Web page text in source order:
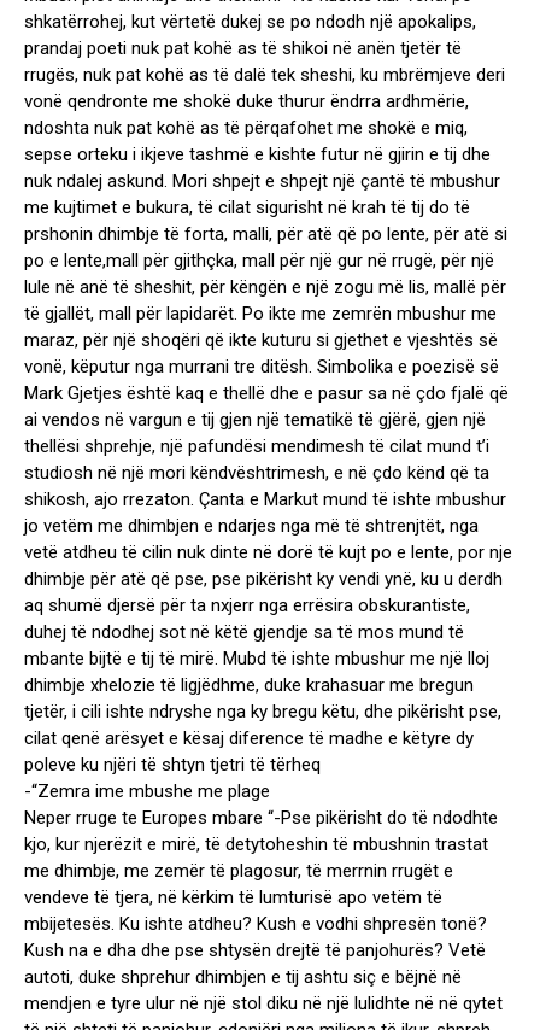
shkatërrohej, kut vërtetë dukej se po ndodh një apokalips,
prandaj poeti nuk pat kohë as të shikoi në anën tjetër të
rrugës, nuk pat kohë as të dalë tek sheshi, ku mbrëmjeve deri
vonë qendronte me shokë duke thurur ëndrra ardhmërie,
ndoshta nuk pat kohë as të përqafohet me shokë e miq,
sepse orteku i ikjeve tashmë e kishte futur në gjirin e tij dhe
nuk ndalej askund. Mori shpejt e shpejt një çantë të mbushur
me kujtimet e bukura, të cilat sigurisht në krah të tij do të
prshonin dhimbje të forta, malli, për atë që po lente, për atë si
po e lente,mall për gjithçka, mall për një gur në rrugë, për një
lule në anë të sheshit, për këngën e një zogu më lis, mallë për
të gjallët, mall për lapidarët. Po ikte me zemrën mbushur me
maraz, për një shoqëri që ikte kuturu si gjethet e vjeshtës së
vonë, këputur nga murrani tre ditësh. Simbolika e poezisë së
Mark Gjetjes është kaq e thellë dhe e pasur sa në çdo fjalë që
ai vendos në vargun e tij gjen një tematikë të gjërë, gjen një
thellësi shprehje, një pafundësi mendimesh të cilat mund t’i
studiosh në një mori këndvështrimesh, e në çdo kënd që ta
shikosh, ajo rrezaton. Çanta e Markut mund të ishte mbushur
jo vetëm me dhimbjen e ndarjes nga më të shtrenjtët, nga
vetë atdheu të cilin nuk dinte në dorë të kujt po e lente, por nje
dhimbje për atë që pse, pse pikërisht ky vendi ynë, ku u derdh
aq shumë djersë për ta nxjerr nga errësira obskurantiste,
duhej të ndodhej sot në këtë gjendje sa të mos mund të
mbante bijtë e tij të mirë. Mubd të ishte mbushur me një lloj
dhimbje xhelozie të ligjëdhme, duke krahasuar me bregun
tjetër, i cili ishte ndryshe nga ky bregu këtu, dhe pikërisht pse,
cilat qenë arësyet e kësaj diference të madhe e këtyre dy
poleve ku njëri të shtyn tjetri të tërheq
-“Zemra ime mbushe me plage
Neper rruge te Europes mbare “-Pse pikërisht do të ndodhte
kjo, kur njerëzit e mirë, të detytoheshin të mbushnin trastat
me dhimbje, me zemër të plagosur, të merrnin rrugët e
vendeve të tjera, në kërkim të lumturisë apo vetëm të
mbijetesës. Ku ishte atdheu? Kush e vodhi shpresën tonë?
Kush na e dha dhe pse shtysën drejtë të panjohurës? Vetë
autoti, duke shprehur dhimbjen e tij ashtu siç e bëjnë në
mendjen e tyre ulur në një stol diku në një lulidhte në në qytet